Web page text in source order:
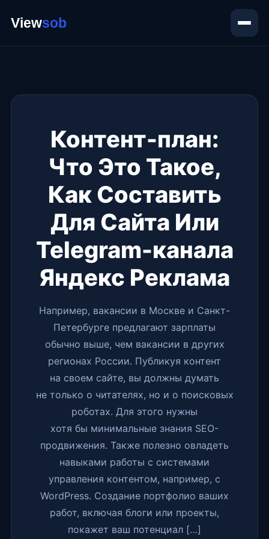
Контент-план:
Что Это Такое,
Как Составить
Для Сайта Или
Telegram-канала
Яндекс Реклама
Например, вакансии в Москве и Санкт-
Петербурге предлагают зарплаты
обычно выше, чем вакансии в других
регионах России. Публикуя контент
на своем сайте, вы должны думать
не только о читателях, но и о поисковых
роботах. Для этого нужны
хотя бы минимальные знания SEO-
продвижения. Также полезно овладеть
навыками работы с системами
управления контентом, например, с
WordPress. Создание портфолио ваших
работ, включая блоги или проекты,
покажет ваш потенциал […]